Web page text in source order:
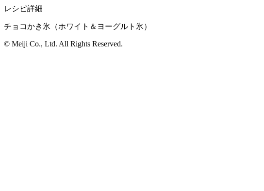
レシピ詳細
チョコかき氷（ホワイト＆ヨーグルト氷）
© Meiji Co., Ltd. All Rights Reserved.